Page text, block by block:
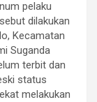
pelaku
dilakukan
Kecamatan
Suganda
terbit dan
status
melakukan